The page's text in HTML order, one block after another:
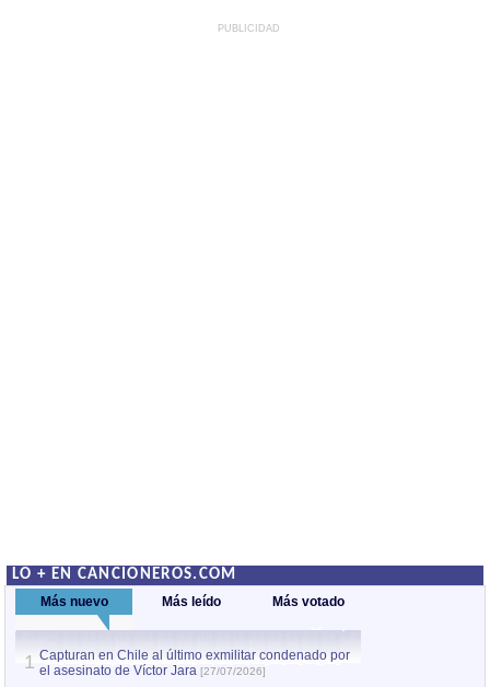
PUBLICIDAD
LO + EN CANCIONEROS.COM
Más nuevo Más leído Más votado
1 Capturan en Chile al último exmilitar condenado por
el asesinato de Víctor Jara [27/07/2026]